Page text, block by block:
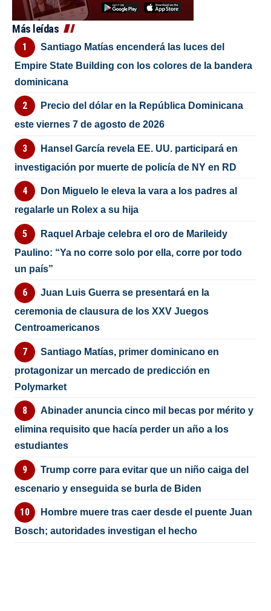
Más leídas
Santiago Matías encenderá las luces del
Empire State Building con los colores de la bandera
dominicana
Precio del dólar en la República Dominicana
este viernes 7 de agosto de 2026
Hansel García revela EE. UU. participará en
investigación por muerte de policía de NY en RD
Don Miguelo le eleva la vara a los padres al
regalarle un Rolex a su hija
Raquel Arbaje celebra el oro de Marileidy
Paulino: “Ya no corre solo por ella, corre por todo
un país”
Juan Luis Guerra se presentará en la
ceremonia de clausura de los XXV Juegos
Centroamericanos
Santiago Matías, primer dominicano en
protagonizar un mercado de predicción en
Polymarket
Abinader anuncia cinco mil becas por mérito y
elimina requisito que hacía perder un año a los
estudiantes
Trump corre para evitar que un niño caiga del
escenario y enseguida se burla de Biden
Hombre muere tras caer desde el puente Juan
Bosch; autoridades investigan el hecho